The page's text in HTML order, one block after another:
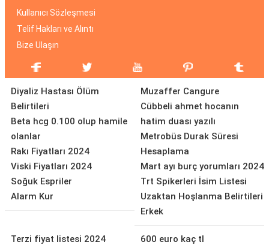
Kullanıcı Sözleşmesi
Telif Hakları ve Alıntı
Bize Ulaşın
Diyaliz Hastası Ölüm
Belirtileri
Beta hcg 0.100 olup hamile
olanlar
Rakı Fiyatları 2024
Viski Fiyatları 2024
Soğuk Espriler
Alarm Kur
Muzaffer Cangure
Cübbeli ahmet hocanın
hatim duası yazılı
Metrobüs Durak Süresi
Hesaplama
Mart ayı burç yorumları 2024
Trt Spikerleri İsim Listesi
Uzaktan Hoşlanma Belirtileri
Erkek
Terzi fiyat listesi 2024
600 euro kaç tl